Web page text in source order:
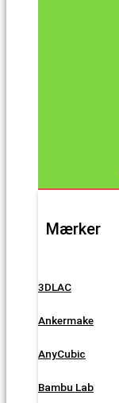
Mærker
3DLAC
Ankermake
AnyCubic
Bambu Lab